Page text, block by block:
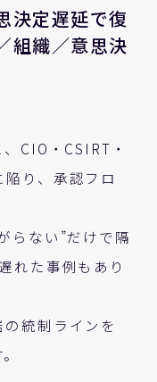
決定遅延で復
組織／意思決
CIO・CSIRT・
り、承認フロ
らない”だけで隔
れた事例もあり
統制ラインを